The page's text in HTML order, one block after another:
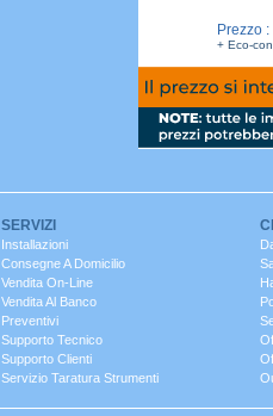
Prezzo :
+ Eco-
SERVIZI
Installazioni
Consegne A Domicilio
Vendita On-Line
Vendita Al Banco
Preventivi
Supporto Tecnico
Supporto Clienti
Servizio Taratura Strumenti